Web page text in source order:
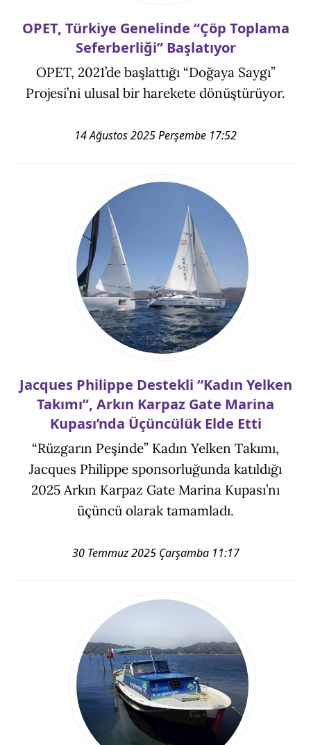
OPET, Türkiye Genelinde “Çöp Toplama
Seferberliği” Başlatıyor
OPET, 2021’de başlattığı “Doğaya Saygı”
Projesi’ni ulusal bir harekete dönüştürüyor.
14 Ağustos 2025 Perşembe 17:52
Jacques Philippe Destekli “Kadın Yelken
Takımı”, Arkın Karpaz Gate Marina
Kupası’nda Üçüncülük Elde Etti
“Rüzgarın Peşinde” Kadın Yelken Takımı,
Jacques Philippe sponsorluğunda katıldığı
2025 Arkın Karpaz Gate Marina Kupası’nı
üçüncü olarak tamamladı.
30 Temmuz 2025 Çarşamba 11:17